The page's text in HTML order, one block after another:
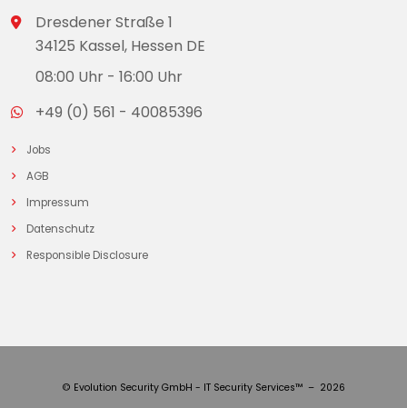
Dresdener Straße 1
34125 Kassel, Hessen DE
08:00 Uhr - 16:00 Uhr
+49 (0) 561 - 40085396
Jobs
AGB
Impressum
Datenschutz
Responsible Disclosure
© Evolution Security GmbH - IT Security Services™ – 2026